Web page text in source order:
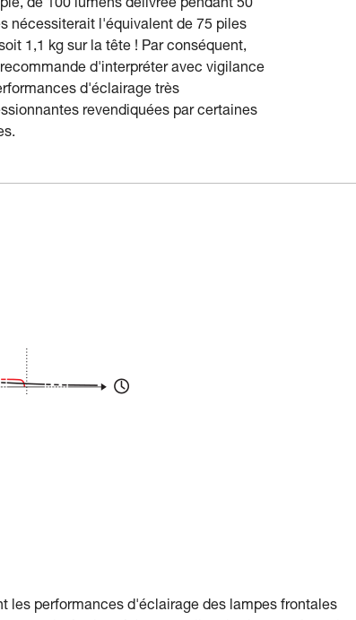
de 100 lumens délivrée pendant 50
nécessiterait l'équivalent de 75 piles
1,1 kg sur la tête ! Par conséquent,
d'interpréter avec vigilance
d'éclairage très
revendiquées par certaines
les performances d'éclairage des lampes frontales